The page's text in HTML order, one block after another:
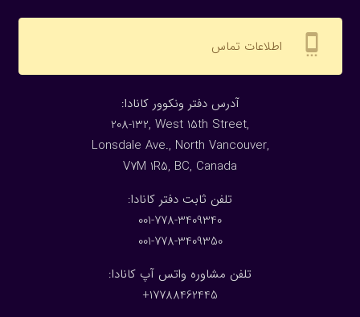
settings_cell اطلاعات تماس
:آدرس دفتر ونکوور کانادا
208-132, West 15th Street,
Lonsdale Ave., North Vancouver,
V7M 1R5, BC, Canada
:تلفن ثابت دفتر کانادا
001-778-3409340
001-778-3409350
تلفن مشاوره واتس آپ کانادا:
17788462445+